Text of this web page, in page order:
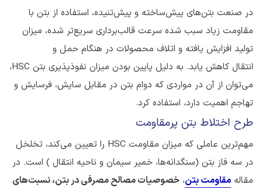
در صنعت بتن‌های پیش‌ساخته و پیش‌تنیده، استفاده از بتن با
مقاومت زیاد سبب شده سرعت قالب‌برداری سریع‌تر شده، میزان
تولید افزایش یافته و اتلاف محصولات در هنگام حمل و
انتقال کاهش یابد. به دلیل پایین بودن میزان نفوذپذیری بتن HSC،
می‌توان از آن در مواردی که دوام بتن در مقابل سایش، فرسایش و
تهاجم اهمیت دارد، استفاده کرد.
طرح اختلاط بتن پرمقاومت
مهم‌ترین عاملی که میزان مقاومت HSC را تعیین می‌کند، تخلخل
در سه فاز بتن (سنگدانه‌ها، خمیر سیمان و ناحیه انتقال ) است. در
مقاله مقاومت بتن، خصوصیات مصالح مصرفی در بتن، نسبت‌های